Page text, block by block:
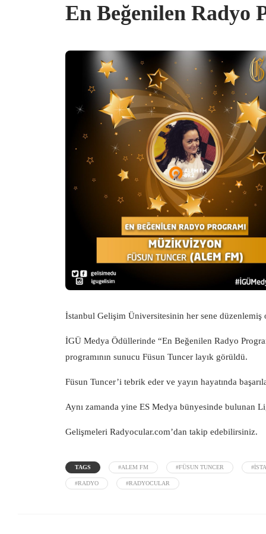
En Beğenilen Radyo
İstanbul Gelişim Üniversitesinin her sene
İGÜ Medya Ödüllerinde “En Beğenilen Radyo
programının sunucu Füsun Tuncer layık görüldü.
Füsun Tuncer’i tebrik eder ve yayın hayatında
Aynı zamanda yine ES Medya bünyesinde bulunan
Gelişmeleri Radyocular.com’dan takip edebilirsiniz.
TAGS #ALEM FM #FÜSUN TUNCER
#RADYO #RADYOCULAR